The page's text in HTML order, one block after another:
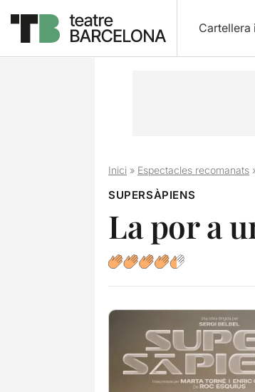
Cartellera
Inici» Espectacles recomanats
SUPERSÀPIENS
La por a